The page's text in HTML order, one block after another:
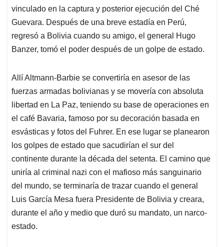
vinculado en la captura y posterior ejecución del Ché
Guevara. Después de una breve estadía en Perú,
regresó a Bolivia cuando su amigo, el general Hugo
Banzer, tomó el poder después de un golpe de estado.
Allí Altmann-Barbie se convertiría en asesor de las
fuerzas armadas bolivianas y se movería con absoluta
libertad en La Paz, teniendo su base de operaciones en
el café Bavaria, famoso por su decoración basada en
esvásticas y fotos del Fuhrer. En ese lugar se planearon
los golpes de estado que sacudirían el sur del
continente durante la década del setenta. El camino que
uniría al criminal nazi con el mafioso más sanguinario
del mundo, se terminaría de trazar cuando el general
Luis García Mesa fuera Presidente de Bolivia y creara,
durante el año y medio que duró su mandato, un narco-
estado.